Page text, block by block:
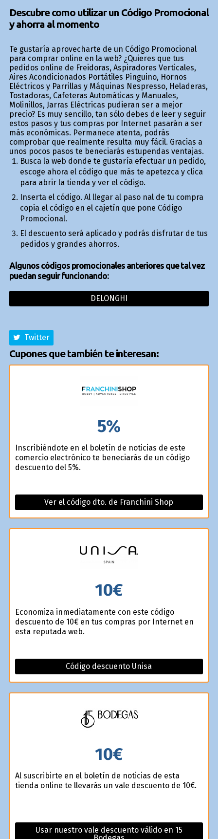
Descubre como utilizar un Código Promocional
y ahorra al momento
Te gustaría aprovecharte de un Código Promocional
para comprar online en la web? ¿Quieres que tus
pedidos online de Freidoras, Aspiradores Verticales,
Aires Acondicionados Portátiles Pinguino, Hornos
Eléctricos y Parrillas y Máquinas Nespresso, Heladeras,
Tostadoras, Cafeteras Automáticas y Manuales,
Molinillos, Jarras Eléctricas pudieran ser a mejor
precio? Es muy sencillo, tan sólo debes de leer y seguir
estos pasos y tus compras por Internet pasarán a ser
más económicas. Permanece atenta, podrás
comprobar que realmente resulta muy fácil. Gracias a
unos pocos pasos te beneficiarás estupendas ventajas.
Busca la web donde te gustaría efectuar un pedido,
escoge ahora el código que más te apetezca y clica
para abrir la tienda y ver el código.
Inserta el código. Al llegar al paso final de tu compra
copia el código en el cajetín que pone Código
Promocional.
El descuento será aplicado y podrás disfrutar de tus
pedidos y grandes ahorros.
Algunos códigos promocionales anteriores que tal vez
puedan seguir funcionando:
DELONGHI
Twitter
Cupones que también te interesan:
5%
Inscribiéndote en el boletín de noticias de este
comercio electrónico te beneficiarás de un código
descuento del 5%.
Ver el código dto. de Franchini Shop
10€
Economiza inmediatamente con este código
descuento de 10€ en tus compras por Internet en
esta reputada web.
Código descuento Unisa
10€
Al suscribirte en el boletín de noticias de esta
tienda online te llevarás un vale descuento de 10€.
Usar nuestro vale descuento válido en 15